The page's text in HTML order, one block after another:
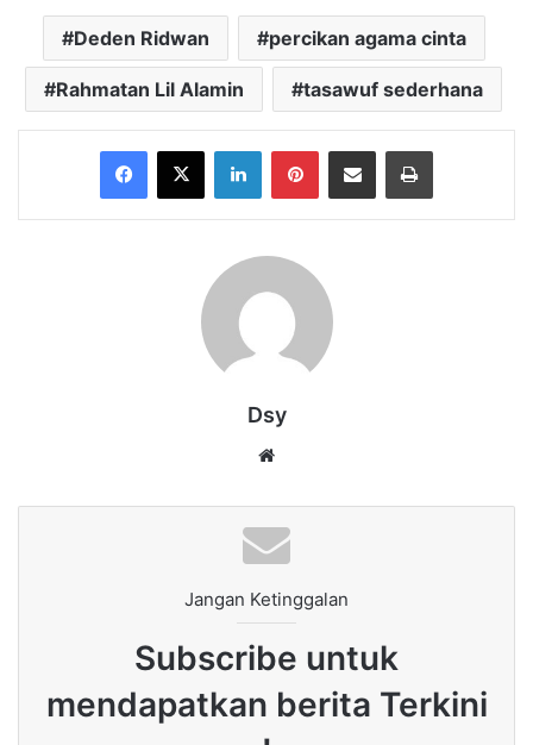
Deden Ridwan percikan agama cinta
Rahmatan Lil Alamin tasawuf sederhana
Facebook
X LinkedInPinterestShare via Email Print
Dsy
Jangan Ketinggalan
Subscribe untuk
mendapatkan berita Terkini